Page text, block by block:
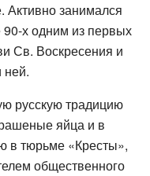
Активно занимался
90-х одним из первых
Св. Воскресения и
ней.
русскую традицию
яйца и в
в тюрьме «Кресты»,
общественного